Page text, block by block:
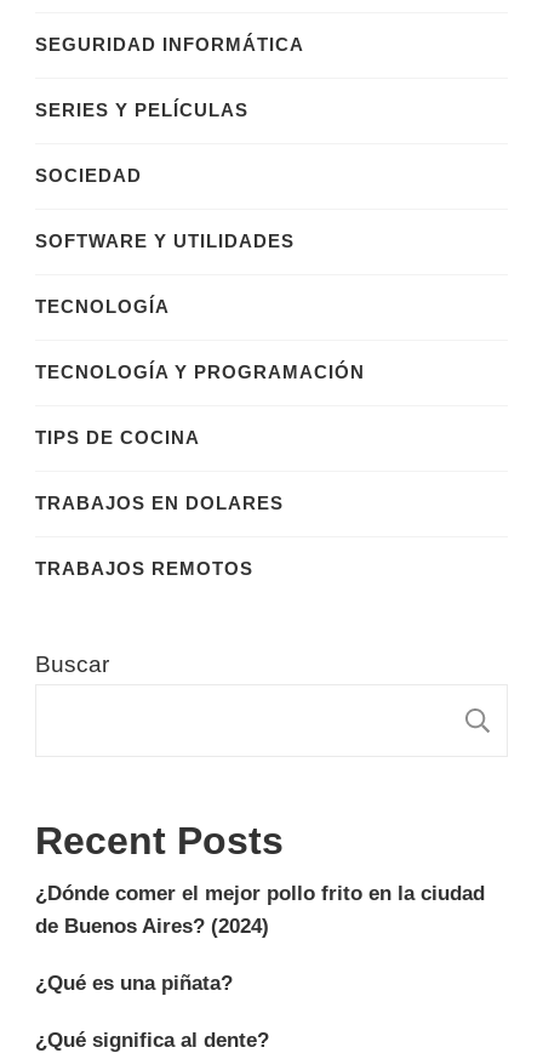
SEGURIDAD INFORMÁTICA
SERIES Y PELÍCULAS
SOCIEDAD
SOFTWARE Y UTILIDADES
TECNOLOGÍA
TECNOLOGÍA Y PROGRAMACIÓN
TIPS DE COCINA
TRABAJOS EN DOLARES
TRABAJOS REMOTOS
Buscar
Recent Posts
¿Dónde comer el mejor pollo frito en la ciudad
de Buenos Aires? (2024)
¿Qué es una piñata?
¿Qué significa al dente?